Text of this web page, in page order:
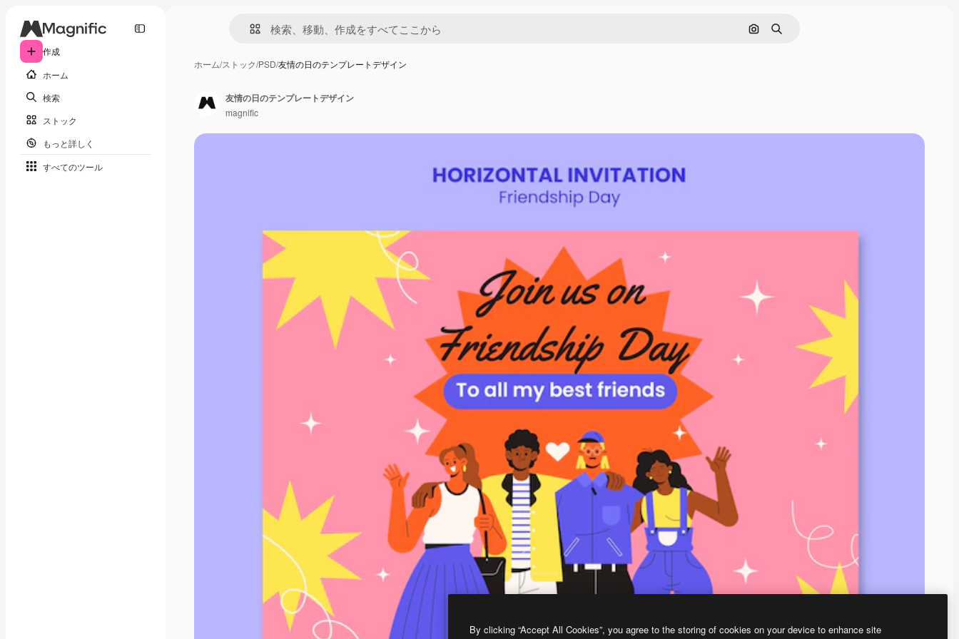
作成
ホーム
検索
ストック
もっと詳しく
すべてのツール
画像で検索
検索
ホーム/ストック/PSD/友情の日のテンプレートデザイン
友情の日のテンプレートデザイン
magnific
By clicking “Accept All Cookies”, you agree to the storing of cookies on your device to enhance site